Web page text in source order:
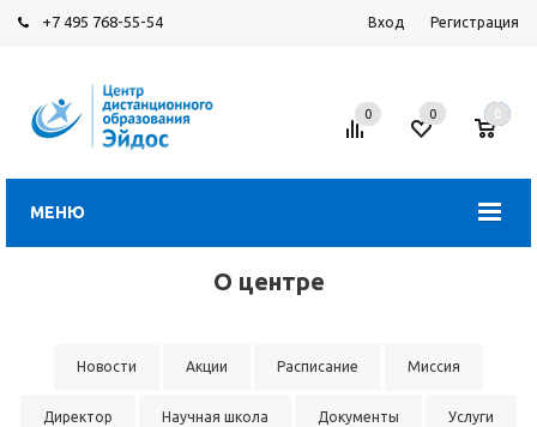
+7 495 768-55-54 Вход Регистрация
МЕНЮ
0 0 0
О центре
Новости Акции Расписание Миссия
Директор Научная школа Документы Услуги